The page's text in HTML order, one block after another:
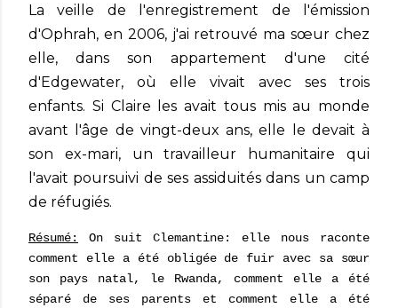
La veille de l'enregistrement de l'émission
d'Ophrah, en 2006, j'ai retrouvé ma sœur chez
elle, dans son appartement d'une cité
d'Edgewater, où elle vivait avec ses trois
enfants. Si Claire les avait tous mis au monde
avant l'âge de vingt-deux ans, elle le devait à
son ex-mari, un travailleur humanitaire qui
l'avait poursuivi de ses assiduités dans un camp
de réfugiés.
Résumé:
On suit Clemantine: elle nous raconte
comment elle a été obligée de fuir avec sa sœur
son pays natal, le Rwanda, comment elle a été
séparé de ses parents et comment elle a été